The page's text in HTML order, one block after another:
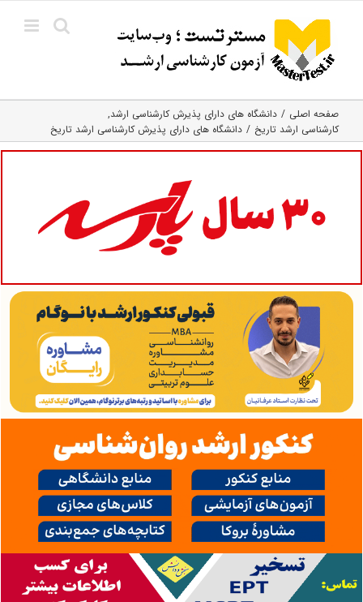
content
صفحه اصلی
دانشگاه های دارای پذیرش کارشناسی ارشد
کارشناسی ارشد تاریخ
دانشگاه های دارای پذیرش کارشناسی ارشد تاریخ